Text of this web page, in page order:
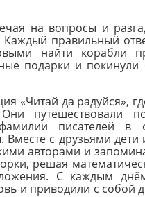
на вопросы и
Каждый правильный
найти корабли
подарки и покинули
«Читай да радуйся»,
путешествовали
писателей в
с друзьями дети
авторами и
решая
С каждым
и приводили с собой